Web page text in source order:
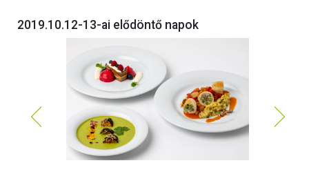
2019.10.12-13-ai elődöntő napok